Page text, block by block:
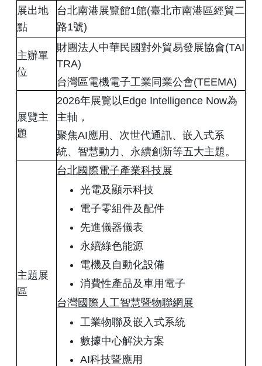
展出地
點
台北南港展覽館1館(臺北市南港區經貿二
路1號)
主辦單
位
財團法人中華民國對外貿易發展協會(TAI
TRA)
台灣區電機電子工業同業公會(TEEMA)
展覽主
題
2026年展覽以Edge Intelligence Now為
主軸，
聚焦AI應用、次世代通訊、嵌入式系
統、智慧動力、永續創新等五大主題。
主題展
區
台北國際電子產業科技展
光電及顯示科技
電子零組件及配件
先進儀器儀表
永續綠色能源
電機及自動化設備
消費性產品及車用電子
台灣國際人工智慧暨物聯網展
工業物聯及嵌入式系統
數據中心解決方案
AI科技暨應用